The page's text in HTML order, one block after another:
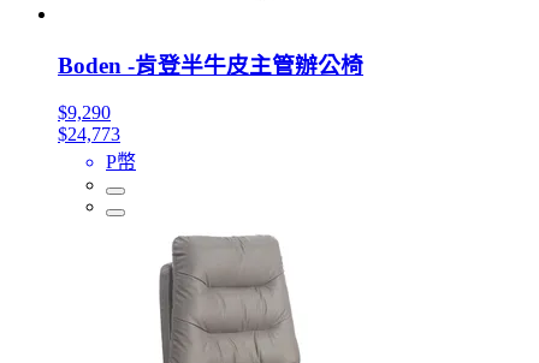
Boden -肯登半牛皮主管辦公椅
$9,290
$24,773
P幣